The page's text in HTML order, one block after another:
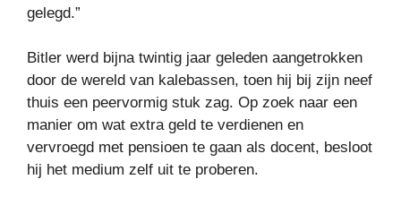
gelegd.”
Bitler werd bijna twintig jaar geleden aangetrokken
door de wereld van kalebassen, toen hij bij zijn neef
thuis een peervormig stuk zag. Op zoek naar een
manier om wat extra geld te verdienen en
vervroegd met pensioen te gaan als docent, besloot
hij het medium zelf uit te proberen.